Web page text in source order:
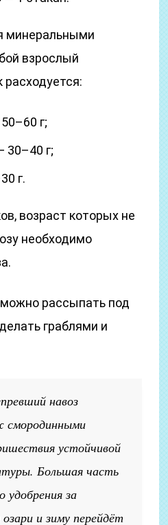
минеральными
взрослый
г;
30–40 г;
г.
возраст которых не
необходимо
рассыпать под
граблями и
навоз
смородинными
устойчивой
Большая часть
удобрения за
и зиму перейдёт